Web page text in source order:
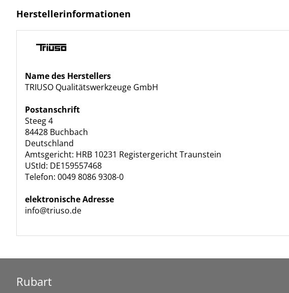
Herstellerinformationen
Name des Herstellers
TRIUSO Qualitätswerkzeuge GmbH
Postanschrift
Steeg 4
84428 Buchbach
Deutschland
Amtsgericht: HRB 10231 Registergericht Traunstein
UStId: DE159557468
Telefon: 0049 8086 9308-0
elektronische Adresse
info@triuso.de
Rubart